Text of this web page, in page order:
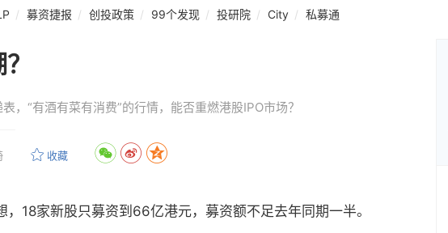
募资捷报 创投政策 99个发现 投研院 City 私募通
，“有酒有菜有消费”的行情，能否重燃港股IPO市场？
收藏
18家新股只募资到66亿港元，募资额不足去年同期一半。